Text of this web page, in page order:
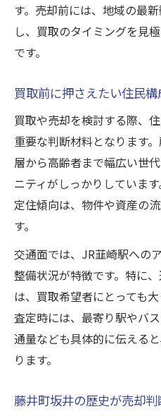
す。売却前には、地域の最
し、買取のタイミングを見
です。
買取前に押さえたい住民
買取や売却を検討する際、
重要な判断材料となります
層から高齢者まで幅広い世
ニティがしっかりしていま
定住傾向は、物件や資産の
す。
交通面では、JR韮崎駅への
整備状況が特徴です。特に
は、買取希望者にとっても
査定時には、最寄り駅やバ
通量なども具体的に伝える
ります。
藤井町坂井の歴史が売却